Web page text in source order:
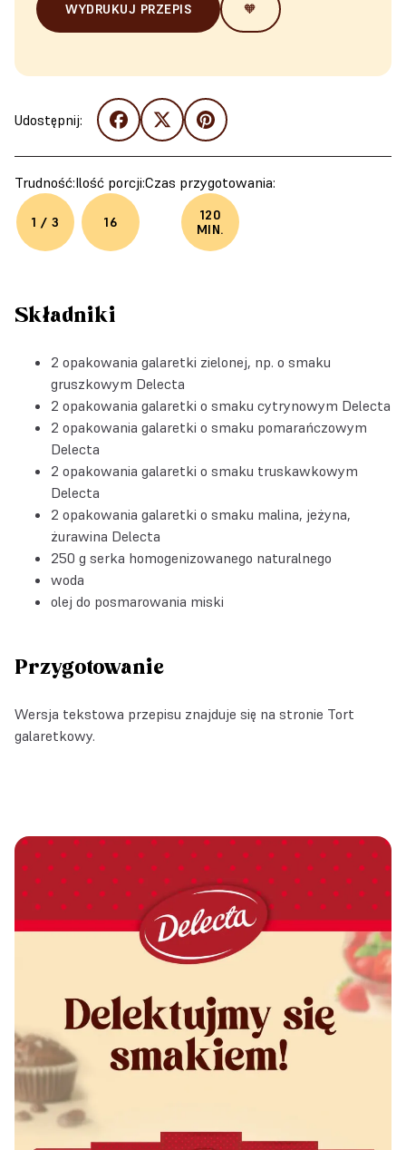
WYDRUKUJ PRZEPIS 🧡
Udostępnij:
Trudność:
1 / 3
Ilość porcji:
16
Czas przygotowania:
120
MIN.
Składniki
2 opakowania galaretki zielonej, np. o smaku
gruszkowym Delecta
2 opakowania galaretki o smaku cytrynowym Delecta
2 opakowania galaretki o smaku pomarańczowym
Delecta
2 opakowania galaretki o smaku truskawkowym
Delecta
2 opakowania galaretki o smaku malina, jeżyna,
żurawina Delecta
250 g serka homogenizowanego naturalnego
woda
olej do posmarowania miski
Przygotowanie
Wersja tekstowa przepisu znajduje się na stronie Tort
galaretkowy.